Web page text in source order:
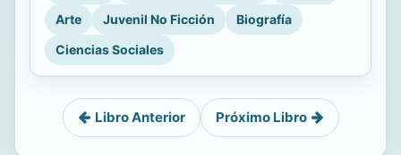
Arte
Juvenil No Ficción
Biografía
Ciencias Sociales
Libro Anterior Próximo Libro